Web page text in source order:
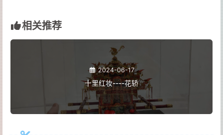
相关推荐
2024-06-17
十里红妆----花轿